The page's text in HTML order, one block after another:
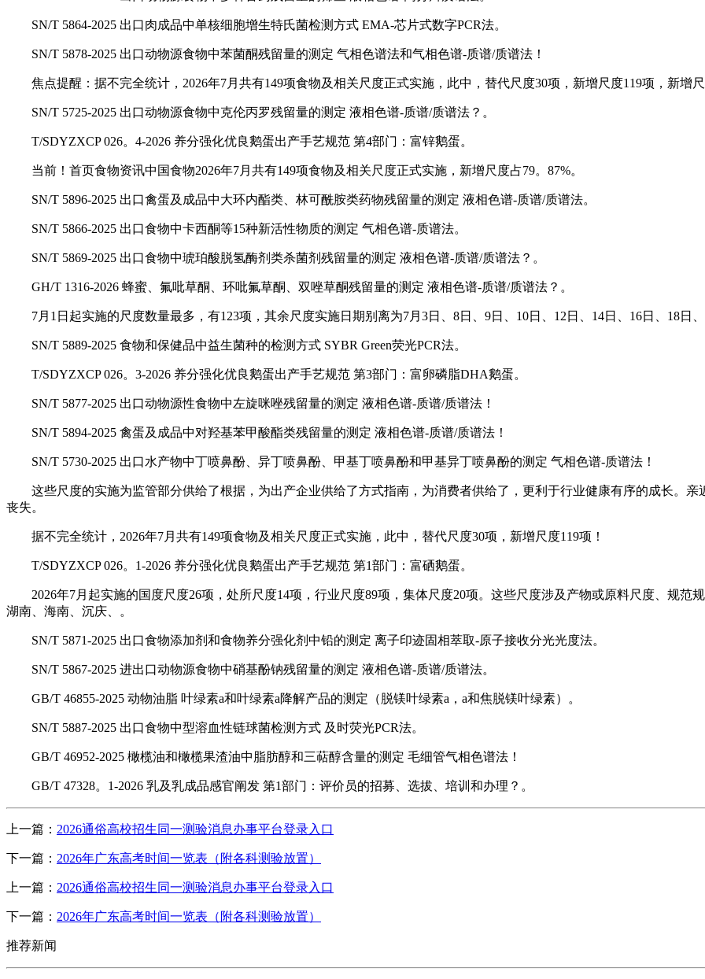
SN/T 5864-2025 出口肉成品中单核细胞增生特氏菌检测方式 EMA-芯片式数字PCR法。
SN/T 5878-2025 出口动物源食物中苯菌酮残留量的测定 气相色谱法和气相色谱-质谱/质谱法！
焦点提醒：据不完全统计，2026年7月共有149项食物及相关尺度正式实施，此中，替代尺度30项，新增尺度119项，新增尺
SN/T 5725-2025 出口动物源食物中克伦丙罗残留量的测定 液相色谱-质谱/质谱法？。
T/SDYZXCP 026。4-2026 养分强化优良鹅蛋出产手艺规范 第4部门：富锌鹅蛋。
当前！首页食物资讯中国食物2026年7月共有149项食物及相关尺度正式实施，新增尺度占79。87%。
SN/T 5896-2025 出口禽蛋及成品中大环内酯类、林可酰胺类药物残留量的测定 液相色谱-质谱/质谱法。
SN/T 5866-2025 出口食物中卡西酮等15种新活性物质的测定 气相色谱-质谱法。
SN/T 5869-2025 出口食物中琥珀酸脱氢酶剂类杀菌剂残留量的测定 液相色谱-质谱/质谱法？。
GH/T 1316-2026 蜂蜜、氟吡草酮、环吡氟草酮、双唑草酮残留量的测定 液相色谱-质谱/质谱法？。
7月1日起实施的尺度数量最多，有123项，其余尺度实施日期别离为7月3日、8日、9日、10日、12日、14日、16日、18日、
SN/T 5889-2025 食物和保健品中益生菌种的检测方式 SYBR Green荧光PCR法。
T/SDYZXCP 026。3-2026 养分强化优良鹅蛋出产手艺规范 第3部门：富卵磷脂DHA鹅蛋。
SN/T 5877-2025 出口动物源性食物中左旋咪唑残留量的测定 液相色谱-质谱/质谱法！
SN/T 5894-2025 禽蛋及成品中对羟基苯甲酸酯类残留量的测定 液相色谱-质谱/质谱法！
SN/T 5730-2025 出口水产物中丁喷鼻酚、异丁喷鼻酚、甲基丁喷鼻酚和甲基异丁喷鼻酚的测定 气相色谱-质谱法！
这些尺度的实施为监管部分供给了根据，为出产企业供给了方式指南，为消费者供给了，更利于行业健康有序的成长。亲
丧失。
据不完全统计，2026年7月共有149项食物及相关尺度正式实施，此中，替代尺度30项，新增尺度119项！
T/SDYZXCP 026。1-2026 养分强化优良鹅蛋出产手艺规范 第1部门：富硒鹅蛋。
2026年7月起实施的国度尺度26项，处所尺度14项，行业尺度89项，集体尺度20项。这些尺度涉及产物或原料尺度、规范
湖南、海南、沉庆、。
SN/T 5871-2025 出口食物添加剂和食物养分强化剂中铅的测定 离子印迹固相萃取-原子接收分光光度法。
SN/T 5867-2025 进出口动物源食物中硝基酚钠残留量的测定 液相色谱-质谱/质谱法。
GB/T 46855-2025 动物油脂 叶绿素a和叶绿素a降解产品的测定（脱镁叶绿素a，a和焦脱镁叶绿素）。
SN/T 5887-2025 出口食物中型溶血性链球菌检测方式 及时荧光PCR法。
GB/T 46952-2025 橄榄油和橄榄果渣油中脂肪醇和三萜醇含量的测定 毛细管气相色谱法！
GB/T 47328。1-2026 乳及乳成品感官阐发 第1部门：评价员的招募、选拔、培训和办理？。
上一篇： 2026通俗高校招生同一测验消息办事平台登录入口
下一篇： 2026年广东高考时间一览表（附各科测验放置）
上一篇： 2026通俗高校招生同一测验消息办事平台登录入口
下一篇： 2026年广东高考时间一览表（附各科测验放置）
推荐新闻